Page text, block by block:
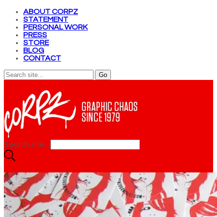
ABOUT CORPZ
STATEMENT
PERSONAL WORK
PRESS
STORE
BLOG
CONTACT
Search site...